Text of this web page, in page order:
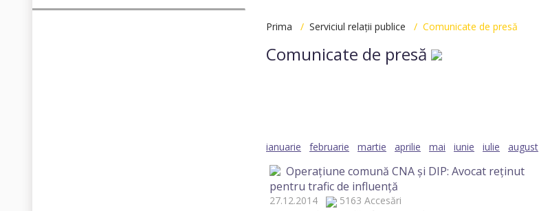
Prima / Serviciul relații publice / Comunicate de presă
Comunicate de presă
ianuarie februarie martie aprilie mai iunie iulie august
Operaţiune comună CNA şi DIP: Avocat reţinut
pentru trafic de influenţă
27.12.2014 5163 Accesări